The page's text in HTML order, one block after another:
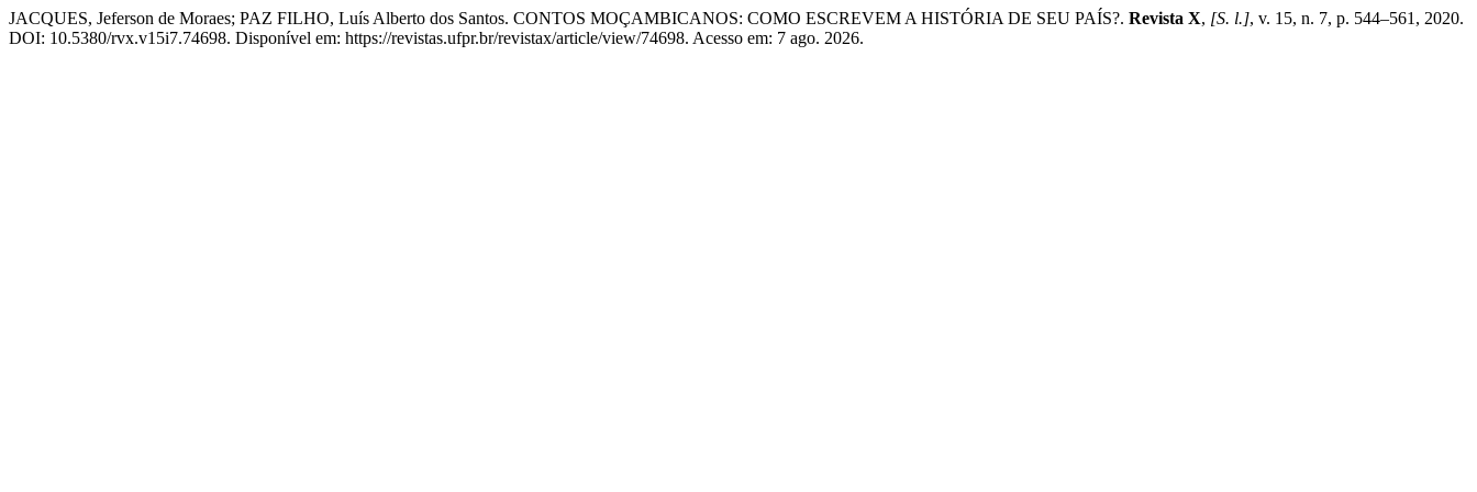
JACQUES, Jeferson de Moraes; PAZ FILHO, Luís Alberto dos Santos. CONTOS MOÇAMBICANOS: COMO ESCREVEM A HISTÓRIA DE SEU PAÍS?. Revista X, [S. l.], v. 15, n. 7, p. 544–561, 2020.
DOI: 10.5380/rvx.v15i7.74698. Disponível em: https://revistas.ufpr.br/revistax/article/view/74698. Acesso em: 7 ago. 2026.